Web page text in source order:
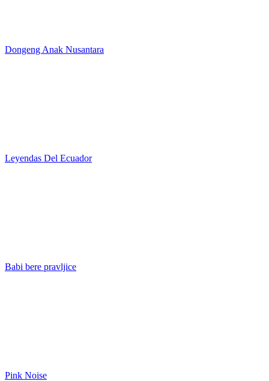
Dongeng Anak Nusantara
Leyendas Del Ecuador
Babi bere pravljice
Pink Noise